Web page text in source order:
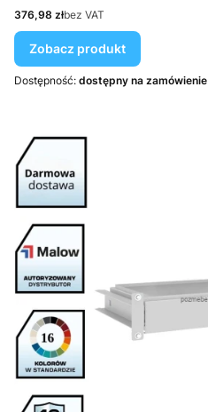
Cena
376,98 złbez VAT
Zobacz produkt
Dostępność: dostępny na zamówienie